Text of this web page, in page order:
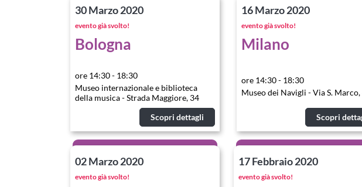
30 Marzo 2020
evento già svolto!
Bologna
ore 14:30 - 18:30
Museo internazionale e biblioteca
della musica - Strada Maggiore, 34
Scopri dettagli
16 Marzo 2020
evento già svolto!
Milano
ore 14:30 - 18:30
Museo dei Navigli - Via S. Marco,
Scopri
02 Marzo 2020
evento già svolto!
17 Febbraio 2020
evento già svolto!